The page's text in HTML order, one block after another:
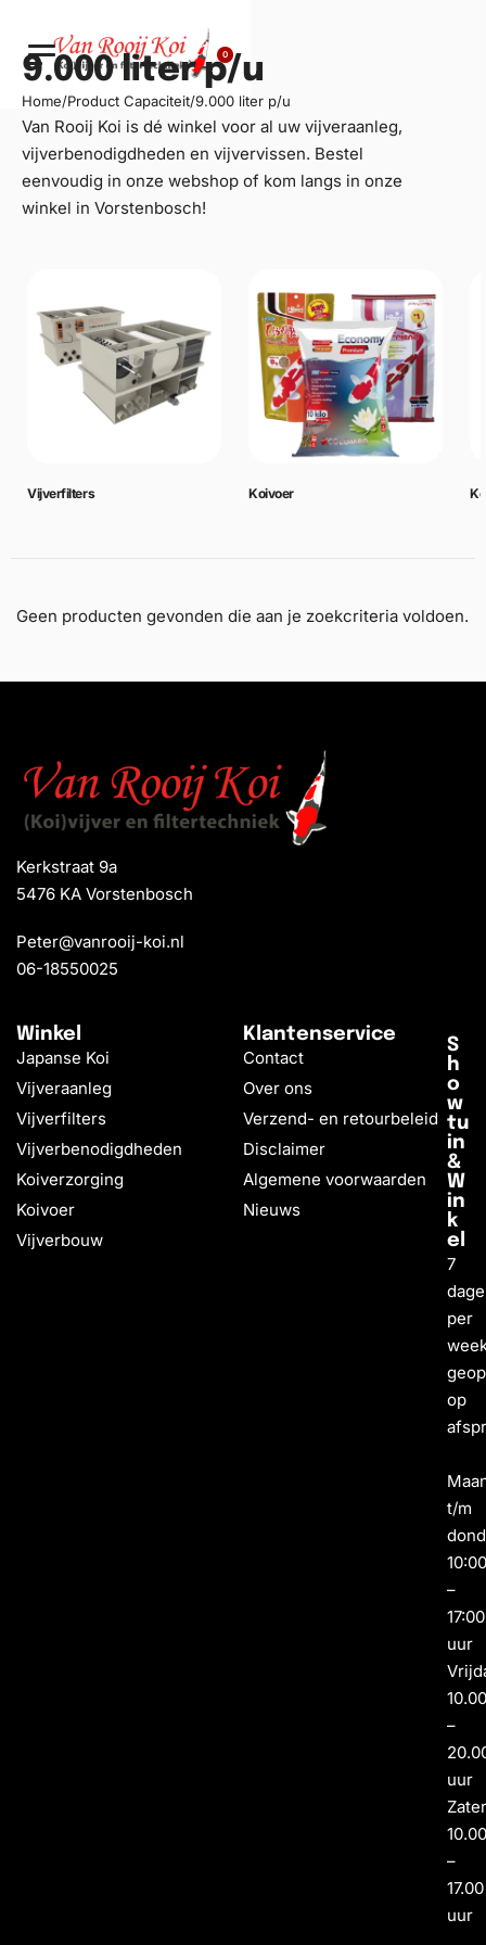
0
9.000 liter p/u
Home/Product Capaciteit/9.000 liter p/u
Van Rooij Koi is dé winkel voor al uw vijveraanleg,
vijverbenodigdheden en vijvervissen. Bestel
eenvoudig in onze webshop of kom langs in onze
winkel in Vorstenbosch!
Vijverfilters Koivoer
Geen producten gevonden die aan je zoekcriteria voldoen.
Kerkstraat 9a
5476 KA Vorstenbosch
Peter@vanrooij-koi.nl
06-18550025
Winkel
Japanse Koi
Vijveraanleg
Vijverfilters
Vijverbenodigdheden
Koiverzorging
Koivoer
Vijverbouw
Klantenservice
Contact
Over ons
Verzend- en retourbeleid
Disclaimer
Algemene voorwaarden
Nieuws
S
h
o
w
tu
in
&
W
in
k
el
7
per
op
t/m
–
17:00
uur
–
uur
–
17.00
uur